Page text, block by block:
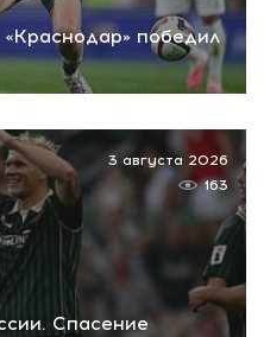
победил
Спасение
3 августа 2026
163